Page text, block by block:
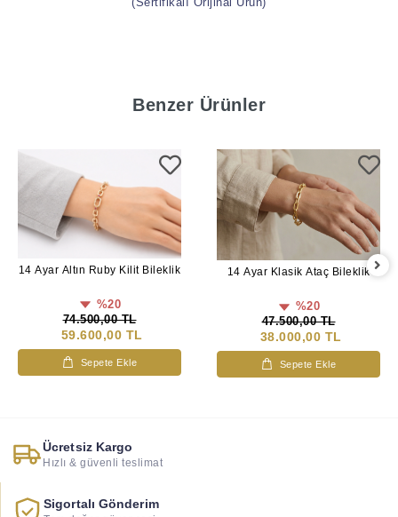
Benzer Ürünler
14 Ayar Altın Ruby Kilit Bileklik
%20
74.500,00 TL
59.600,00 TL
Sepete Ekle
14 Ayar Klasik Ataç Bileklik
%20
47.500,00 TL
38.000,00 TL
Sepete Ekle
Ücretsiz Kargo
Hızlı & güvenli teslimat
Sigortalı Gönderim